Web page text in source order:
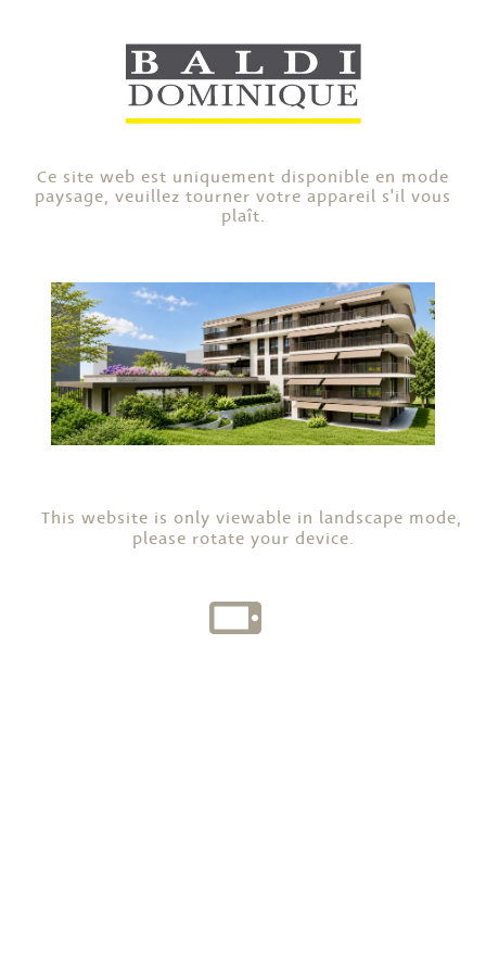
Ce site web est uniquement disponible en mode
paysage, veuillez tourner votre appareil s'il vous
plaît.
This website is only viewable in landscape mode,
please rotate your device.